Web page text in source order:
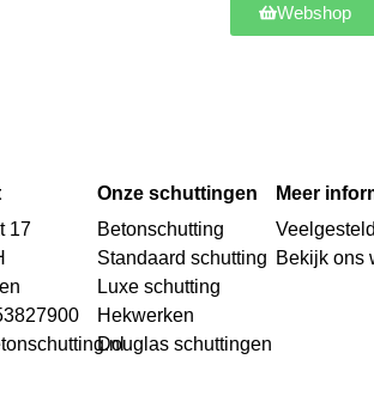
Webshop
17
Onze schuttingen
Betonschutting
Standaard schutting
Luxe schutting
Hekwerken
Douglas schuttingen
Meer
Bekijk ons